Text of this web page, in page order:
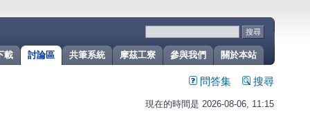
關於本站
參與我們
摩茲工寮
共筆系統
討論區
載
問答集 搜尋
現在的時間是 2026-08-06, 11:15